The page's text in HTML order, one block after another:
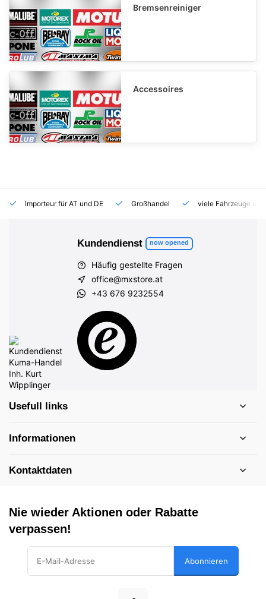
Bremsenreiniger
Accessoires
Importeur für AT und DE Großhandel viele Fahrzeuge auf
Kundendienst now opened
Häufig gestellte Fragen
office@mxstore.at
+43 676 9232554
Usefull links
Informationen
Kontaktdaten
Nie wieder Aktionen oder Rabatte
verpassen!
Abonnieren